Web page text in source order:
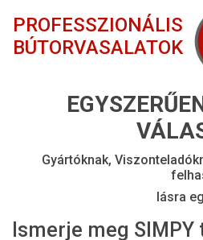
PROFESSZIONÁLIS
BÚTORVASALATOK
Gyártóknak,
lásra
Ismerje meg